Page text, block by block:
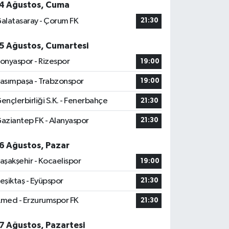
Ağustos, Cuma
- Çorum FK
21:30
Ağustos, Cumartesi
- Rizespor
19:00
- Trabzonspor 19:00
S.K. - Fenerbahçe 21:30
FK - Alanyaspor 21:30
Ağustos, Pazar
- Kocaelispor
19:00
- Eyüpspor 21:30
- Erzurumspor FK 21:30
Ağustos, Pazartesi